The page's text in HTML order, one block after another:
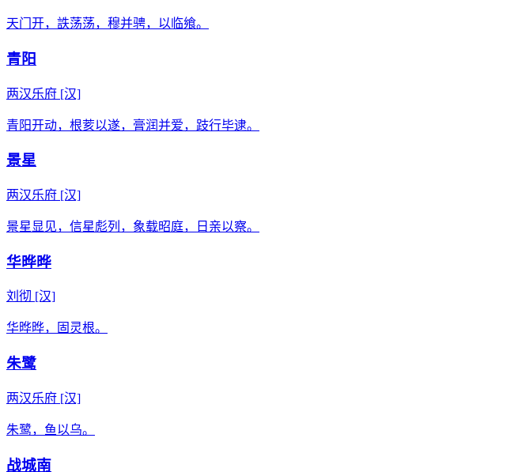
天门开，詄荡荡，穆并骋，以临飨。
青阳
两汉乐府 [汉]
青阳开动，根荄以遂，膏润并爱，跂行毕逮。
景星
两汉乐府 [汉]
景星显见，信星彪列，象载昭庭，日亲以察。
华晔晔
刘彻 [汉]
华晔晔，固灵根。
朱鹭
两汉乐府 [汉]
朱鹭，鱼以乌。
战城南